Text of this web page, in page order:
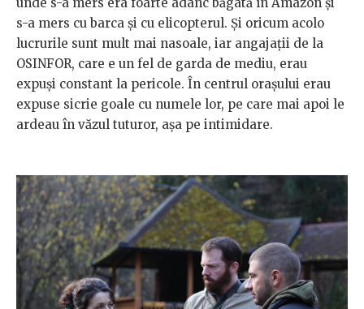
unde s-a mers era foarte adânc băgată în Amazon și
s-a mers cu barca și cu elicopterul. Și oricum acolo
lucrurile sunt mult mai nasoale, iar angajații de la
OSINFOR, care e un fel de garda de mediu, erau
expuși constant la pericole. În centrul orașului erau
expuse sicrie goale cu numele lor, pe care mai apoi le
ardeau în văzul tuturor, așa pe intimidare.